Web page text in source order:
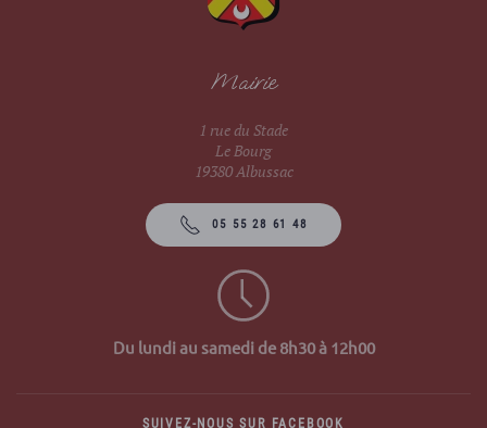
Mairie
1 rue du Stade
Le Bourg
19380 Albussac
05 55 28 61 48
Du lundi au samedi de 8h30 à 12h00
SUIVEZ-NOUS SUR FACEBOOK